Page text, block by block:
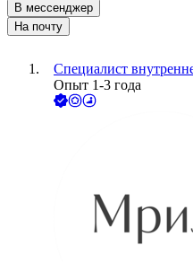
В мессенджер
На почту
Специалист
Опыт 1-3 года